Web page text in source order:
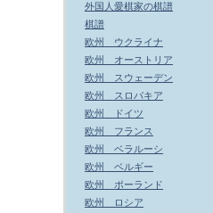
外国人愛棋家の棋譜
棋譜
欧州 ウクライナ
欧州 オーストリア
欧州 スウェーデン
欧州 スロバキア
欧州 ドイツ
欧州 フランス
欧州 ベラルーシ
欧州 ベルギー
欧州 ポーランド
欧州 ロシア